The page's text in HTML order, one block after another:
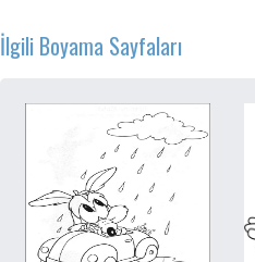
İlgili Boyama Sayfaları